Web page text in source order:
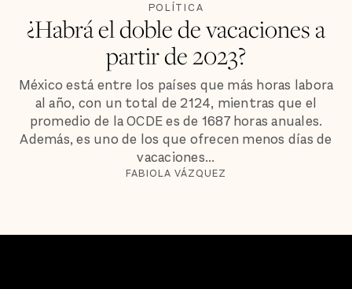
POLÍTICA
¿Habrá el doble de vacaciones a
partir de 2023?
México está entre los países que más horas labora
al año, con un total de 2124, mientras que el
promedio de la OCDE es de 1687 horas anuales.
Además, es uno de los que ofrecen menos días de
vacaciones...
FABIOLA VÁZQUEZ